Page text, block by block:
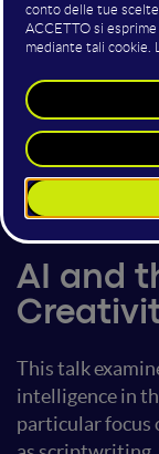
6 giugno 2025
AI Plenary
AI and
This talk
intelligence in
particular focus